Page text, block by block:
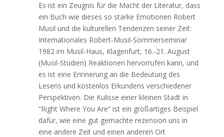
Es ist ein Zeugnis für die Macht der Literatur, dass
ein Buch wie dieses so starke Emotionen Robert
Musil und die kulturellen Tendenzen seiner Zeit:
Internationales Robert-Musil-Sommerseminar
1982 im Musil-Haus, Klagenfurt, 16.-21. August
(Musil-Studien) Reaktionen hervorrufen kann, und
es ist eine Erinnerung an die Bedeutung des
Lesens und kostenlos Erkundens verschiedener
Perspektiven. Die Kulisse einer kleinen Stadt in
“Right Where You Are” ist ein großartiges Beispiel
dafür, wie eine gut gemachte rezension uns in
eine andere Zeit und einen anderen Ort